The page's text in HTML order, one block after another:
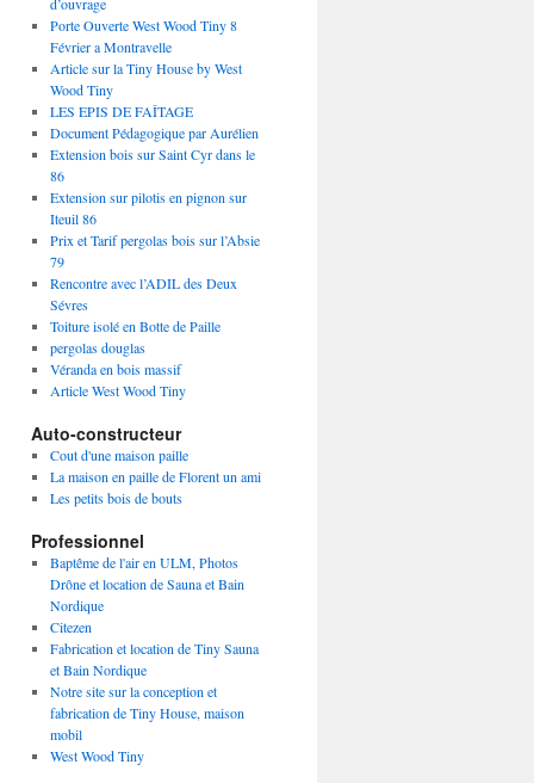
Porte Ouverte West Wood Tiny 8
Février a Montravelle
Article sur la Tiny House by West
Wood Tiny
LES EPIS DE FAÎTAGE
Document Pédagogique par Aurélien
Extension bois sur Saint Cyr dans le
86
Extension sur pilotis en pignon sur
Iteuil 86
Prix et Tarif pergolas bois sur l’Absie
79
Rencontre avec l’ADIL des Deux
Sévres
Toiture isolé en Botte de Paille
pergolas douglas
Véranda en bois massif
Article West Wood Tiny
Auto-constructeur
Cout d'une maison paille
La maison en paille de Florent un ami
Les petits bois de bouts
Professionnel
Baptême de l'air en ULM, Photos
Drône et location de Sauna et Bain
Nordique
Citezen
Fabrication et location de Tiny Sauna
et Bain Nordique
Notre site sur la conception et
fabrication de Tiny House, maison
mobil
West Wood Tiny